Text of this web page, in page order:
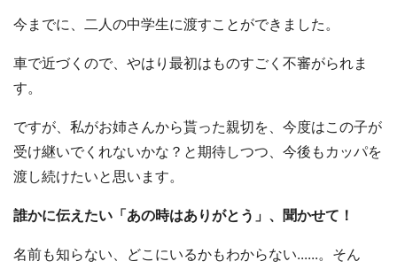
今までに、二人の中学生に渡すことができました。
車で近づくので、やはり最初はものすごく不審がられま
す。
ですが、私がお姉さんから貰った親切を、今度はこの子が
受け継いでくれないかな？と期待しつつ、今後もカッパを
渡し続けたいと思います。
誰かに伝えたい「あの時はありがとう」、聞かせて！
名前も知らない、どこにいるかもわからない......。そん